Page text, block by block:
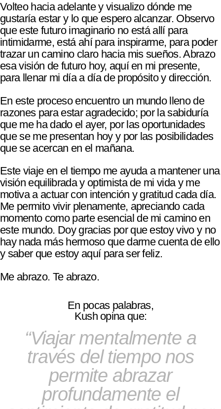
Volteo hacia adelante y visualizo dónde me
gustaría estar y lo que espero alcanzar. Observo
que este futuro imaginario no está allí para
intimidarme, está ahí para inspirarme, para poder
trazar un camino claro hacia mis sueños. Abrazo
esa visión de futuro hoy, aquí en mi presente,
para llenar mi día a día de propósito y dirección.
En este proceso encuentro un mundo lleno de
razones para estar agradecido; por la sabiduría
que me ha dado el ayer, por las oportunidades
que se me presentan hoy y por las posibilidades
que se acercan en el mañana.
Este viaje en el tiempo me ayuda a mantener una
visión equilibrada y optimista de mi vida y me
motiva a actuar con intención y gratitud cada día.
Me permito vivir plenamente, apreciando cada
momento como parte esencial de mi camino en
este mundo. Doy gracias por que estoy vivo y no
hay nada más hermoso que darme cuenta de ello
y saber que estoy aquí para ser feliz.
Me abrazo. Te abrazo.
En pocas palabras,
Kush opina que:
Viajar mentalmente a
través del tiempo nos
permite abrazar
profundamente el